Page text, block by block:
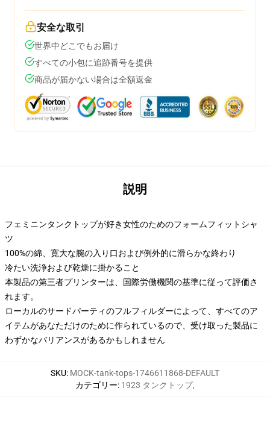
安全な取引
世界中どこでもお届け
すべての小包に追跡番号を提供
商品が届かない場合は全額返金
説明
フェミニンタンクトップが好き女性のためのフォームフィットシャ
ツ
100%の綿、寛大な腕の入り口および例外的に滑らかな終わり
冷たい洗浄および乾燥に掛かること
本製品の第三者プリンターは、国際労働機関の基準に従って評価さ
れます。
ローカルのサードパーティのフルフィルダーによって、すべてのア
イテムがあなただけのために作られているので、受け取った製品に
わずかなバリアンスがあるかもしれません
SKU: MOCK-tank-tops-1746611868-DEFAULT
カテゴリー: 1923 タンクトップ,